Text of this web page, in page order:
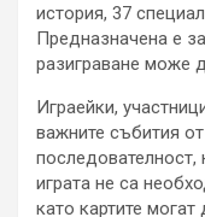
история, 37
Предназначена е
разиграване може
Играейки,
важните събития
последователност,
играта не са
като картите